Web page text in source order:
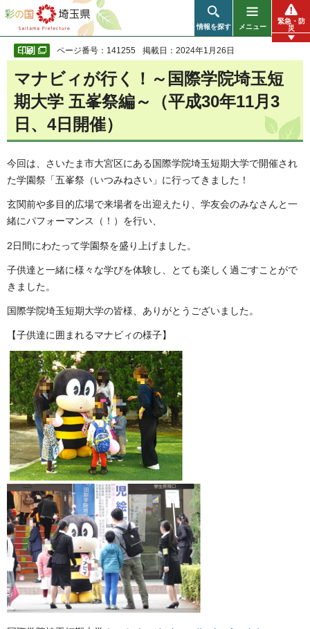
彩の国 埼玉県
情報を探す メニュー
緊急・防
災
ページ番号：141255 掲載日：2024年1月26日
マナビィが行く！～国際学院埼玉短
期大学 五峯祭編～（平成30年11月3
日、4日開催）
今回は、さいたま市大宮区にある国際学院埼玉短期大学で開催され
た学園祭「五峯祭（いつみねさい」に行ってきました！
玄関前や多目的広場で来場者を出迎えたり、学友会のみなさんと一
緒にパフォーマンス（！）を行い、
2日間にわたって学園祭を盛り上げました。
子供達と一緒に様々な学びを体験し、とても楽しく過ごすことがで
きました。
国際学院埼玉短期大学の皆様、ありがとうございました。
【子供達に囲まれるマナビィの様子】